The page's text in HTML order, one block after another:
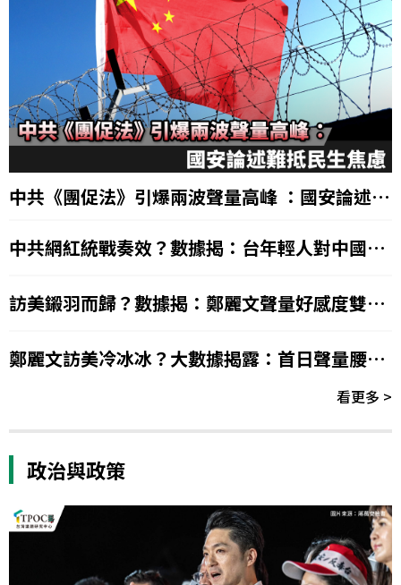
中共《團促法》引爆兩波聲量高峰 ：國安論述難
中共網紅統戰奏效？數據揭：台年輕人對中國正
訪美鎩羽而歸？數據揭：鄭麗文聲量好感度雙腰
鄭麗文訪美冷冰冰？大數據揭露：首日聲量腰
看更多 >
政治與政策